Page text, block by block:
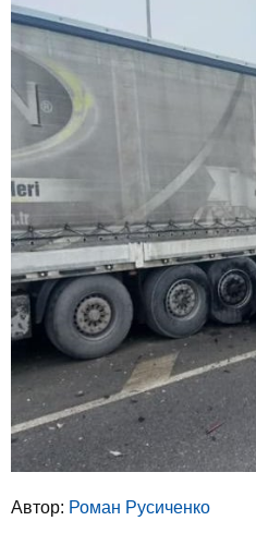
Автор: Роман Русиченко